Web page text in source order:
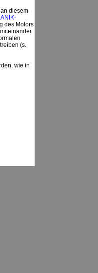
diesem
des Motors
(s.
wie in